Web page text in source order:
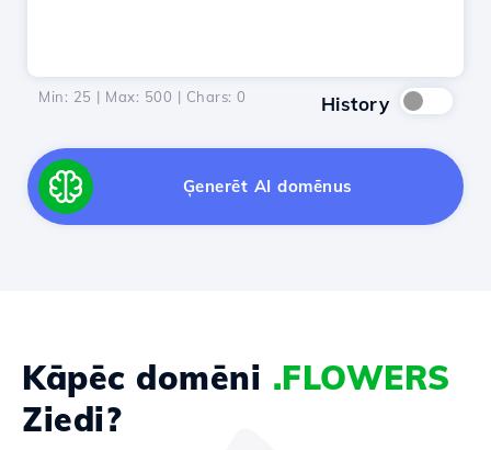
Min: 25 | Max: 500 | Chars: 0 History
Ģenerēt AI domēnus
Kāpēc domēni .FLOWERS
Ziedi?